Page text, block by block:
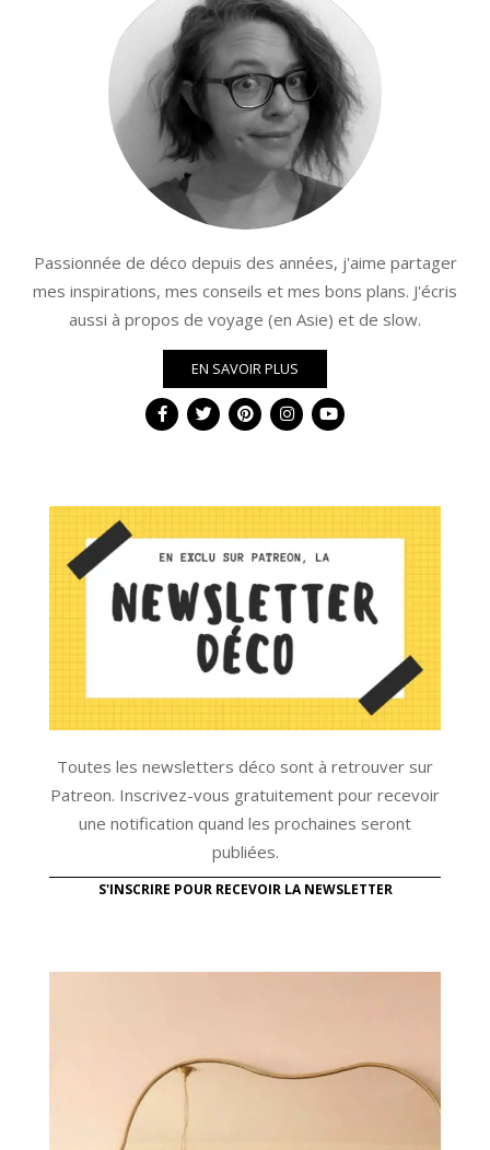
Passionnée de déco depuis des années, j'aime partager
mes inspirations, mes conseils et mes bons plans. J'écris
aussi à propos de voyage (en Asie) et de slow.
EN SAVOIR PLUS
Toutes les newsletters déco sont à retrouver sur
Patreon. Inscrivez-vous gratuitement pour recevoir
une notification quand les prochaines seront
publiées.
S'INSCRIRE POUR RECEVOIR LA NEWSLETTER